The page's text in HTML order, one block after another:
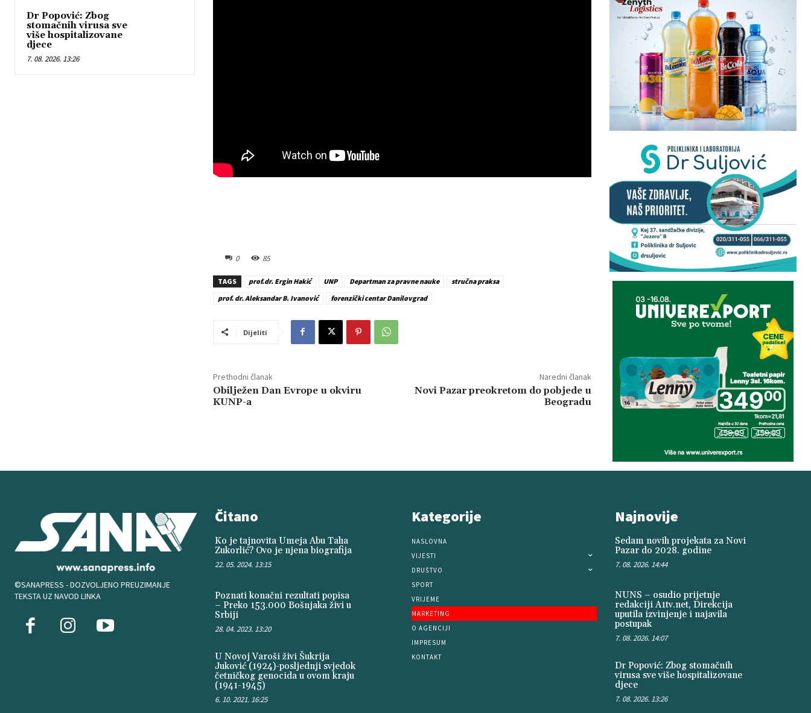
Dr Popović: Zbog
stomačnih virusa sve
više hospitalizovane
djece
7. 08. 2026. 13:26
0 85
TAGS prof.dr. Ergin Hakić UNP Departman za pravne nauke
stručna praksa
prof. dr. Aleksandar B. Ivanović
forenzički centar Danilovgrad
Dijeliti
Prethodni članak
Obilježen Dan Evrope u okviru
KUNP-a
Naredni članak
Novi Pazar preokretom do pobjede u
Beogradu
©SANAPRESS - DOZVOLJENO PREUZIMANJE
TEKSTA UZ NAVOD LINKA
Čitano
Ko je tajnovita Umeja Abu Taha
Zukorlić? Ovo je njena biografija
22. 05. 2024. 13:15
Poznati konačni rezultati popisa
– Preko 153.000 Bošnjaka živi u
Srbiji
28. 04. 2023. 13:20
U Novoj Varoši živi Šukrija
Juković (1924)-posljednji svjedok
četničkog genocida u ovom kraju
(1941-1945)
6. 10. 2021. 16:25
Kategorije
NASLOVNA
VIJESTI
DRUŠTVO
SPORT
VRIJEME
MARKETING
O AGENCIJI
IMPRESUM
KONTAKT
Najnovije
Sedam novih projekata za Novi
Pazar do 2028. godine
7. 08. 2026. 14:44
NUNS – osudio prijetnje
redakciji A1tv.net, Direkcija
uputila izvinjenje i najavila
postupak
7. 08. 2026. 14:07
Dr Popović: Zbog stomačnih
virusa sve više hospitalizovane
djece
7. 08. 2026. 13:26